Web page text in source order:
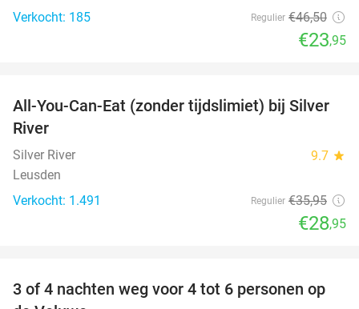
Verkocht: 185
Regulier €46,50
€23,95
19%
All-You-Can-Eat (zonder tijdslimiet) bij Silver
River
Silver River 9.7 star
Leusden
Verkocht: 1.491
Regulier €35,95
€28,95
3 of 4 nachten weg voor 4 tot 6 personen op